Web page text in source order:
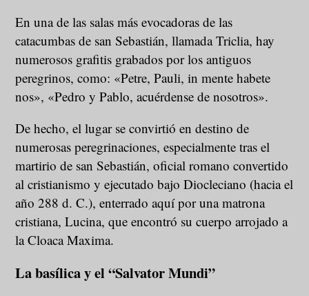
En una de las salas más evocadoras de las
catacumbas de san Sebastián, llamada Triclia, hay
numerosos grafitis grabados por los antiguos
peregrinos, como: «Petre, Pauli, in mente habete
nos», «Pedro y Pablo, acuérdense de nosotros».
De hecho, el lugar se convirtió en destino de
numerosas peregrinaciones, especialmente tras el
martirio de san Sebastián, oficial romano convertido
al cristianismo y ejecutado bajo Diocleciano (hacia el
año 288 d. C.), enterrado aquí por una matrona
cristiana, Lucina, que encontró su cuerpo arrojado a
la Cloaca Maxima.
La basílica y el “Salvator Mundi”